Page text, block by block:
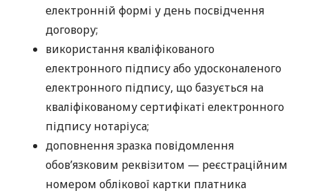
електронній формі у день посвідчення
договору;
використання кваліфікованого
електронного підпису або удосконаленого
електронного підпису, що базується на
кваліфікованому сертифікаті електронного
підпису нотаріуса;
доповнення зразка повідомлення
обов’язковим реквізитом — реєстраційним
номером облікової картки платника